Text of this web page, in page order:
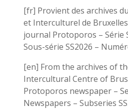
[fr] Provient des archives
et Interculturel de
journal Protoporos – Série
Sous-série SS2026 –
[en] From the archives of
Intercultural Centre of
Protoporos newspaper –
Newspapers – Subseries